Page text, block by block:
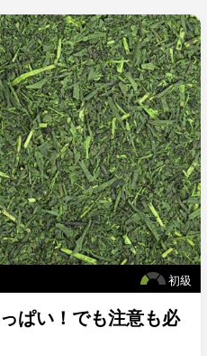
初級
ぱい！でも注意も必